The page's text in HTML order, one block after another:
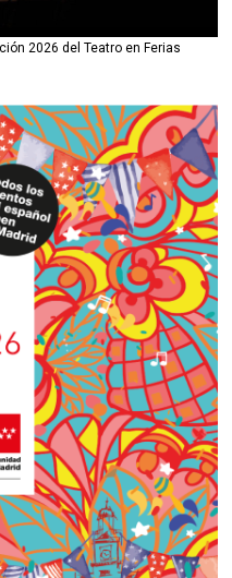
2026 del Teatro en Ferias